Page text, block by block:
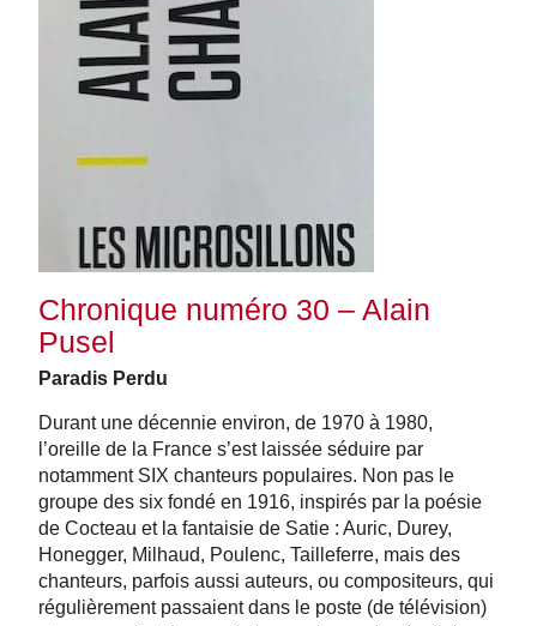
Chronique numéro 30 – Alain
Pusel
Paradis Perdu
Durant une décennie environ, de 1970 à 1980,
l’oreille de la France s’est laissée séduire par
notamment SIX chanteurs populaires. Non pas le
groupe des six fondé en 1916, inspirés par la poésie
de Cocteau et la fantaisie de Satie : Auric, Durey,
Honegger, Milhaud, Poulenc, Tailleferre, mais des
chanteurs, parfois aussi auteurs, ou compositeurs, qui
régulièrement passaient dans le poste (de télévision)